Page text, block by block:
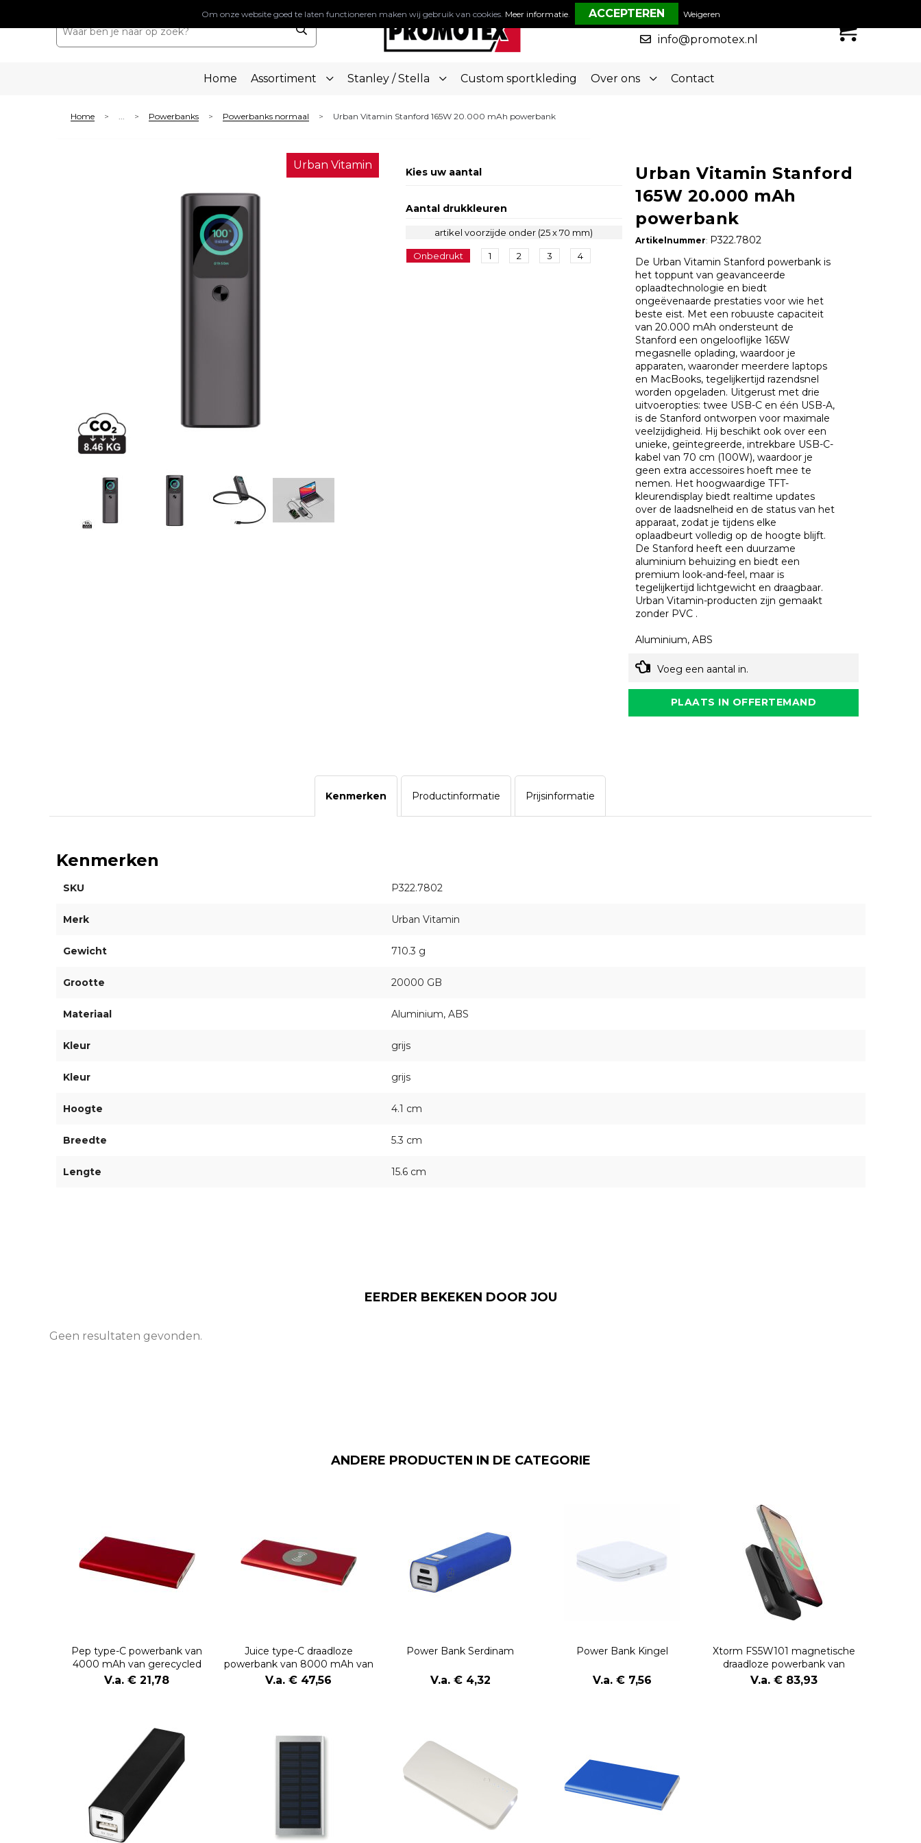
050-5773636
info@promotex.nl
Home Assortiment Stanley / Stella Custom sportkleding Over ons Contact
Home > ... > Powerbanks > Powerbanks normaal > Urban Vitamin Stanford 165W 20.000 mAh powerbank
Urban Vitamin
Kies uw aantal
Aantal drukkleuren
artikel voorzijde onder (25 x 70 mm)
Onbedrukt 1 2 3 4
Urban Vitamin Stanford
165W 20.000 mAh
powerbank
Artikelnummer: P322.7802
De Urban Vitamin Stanford powerbank is
het toppunt van geavanceerde
oplaadtechnologie en biedt
ongeëvenaarde prestaties voor wie het
beste eist. Met een robuuste capaciteit
van 20.000 mAh ondersteunt de
Stanford een ongelooflijke 165W
megasnelle oplading, waardoor je
apparaten, waaronder meerdere laptops
en MacBooks, tegelijkertijd razendsnel
worden opgeladen. Uitgerust met drie
uitvoeropties: twee USB-C en één USB-A,
is de Stanford ontworpen voor maximale
veelzijdigheid. Hij beschikt ook over een
unieke, geïntegreerde, intrekbare USB-C-
kabel van 70 cm (100W), waardoor je
geen extra accessoires hoeft mee te
nemen. Het hoogwaardige TFT-
kleurendisplay biedt realtime updates
over de laadsnelheid en de status van het
apparaat, zodat je tijdens elke
oplaadbeurt volledig op de hoogte blijft.
De Stanford heeft een duurzame
aluminium behuizing en biedt een
premium look-and-feel, maar is
tegelijkertijd lichtgewicht en draagbaar.
Urban Vitamin-producten zijn gemaakt
zonder PVC .
Aluminium, ABS
Voeg een aantal in.
PLAATS IN OFFERTEMAND
Kenmerken Productinformatie Prijsinformatie
Kenmerken
SKU P322.7802
Merk Urban Vitamin
Gewicht 710.3 g
Grootte 20000 GB
Materiaal Aluminium, ABS
Kleur grijs
Kleur grijs
Hoogte 4.1 cm
Breedte 5.3 cm
Lengte 15.6 cm
EERDER BEKEKEN DOOR JOU
Geen resultaten gevonden.
ANDERE PRODUCTEN IN DE CATEGORIE
Pep type-C powerbank van
4000 mAh van gerecycled
aluminium
V.a. € 21,78
Juice type-C draadloze
powerbank van 8000 mAh van
gerecycled aluminium
V.a. € 47,56
Power Bank Serdinam
V.a. € 4,32
Power Bank Kingel
V.a. € 7,56
Xtorm FS5W101 magnetische
draadloze powerbank van
10.000 mAh
V.a. € 83,93
Om onze website goed te laten functioneren maken wij gebruik van cookies. Meer informatie. Weigeren